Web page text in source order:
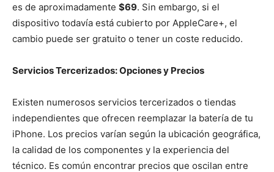
es de aproximadamente $69. Sin embargo, si el
dispositivo todavía está cubierto por AppleCare+, el
cambio puede ser gratuito o tener un coste reducido.
Servicios Tercerizados: Opciones y Precios
Existen numerosos servicios tercerizados o tiendas
independientes que ofrecen reemplazar la batería de tu
iPhone. Los precios varían según la ubicación geográfica,
la calidad de los componentes y la experiencia del
técnico. Es común encontrar precios que oscilan entre